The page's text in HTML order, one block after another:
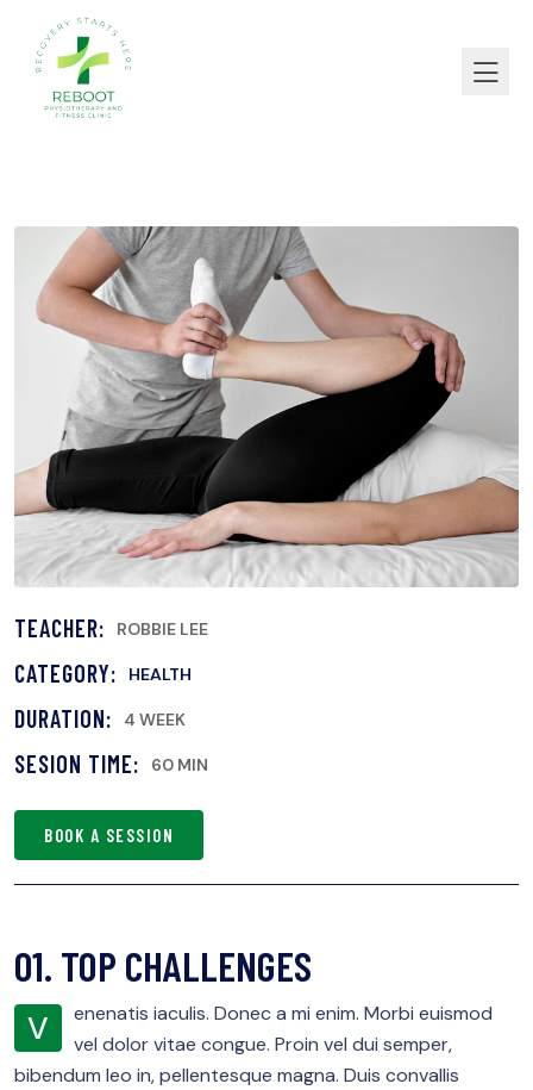
TEACHER: ROBBIE LEE
CATEGORY: HEALTH
DURATION: 4 WEEK
SESION TIME: 60 MIN
BOOK A SESSION
01. TOP CHALLENGES
V
enenatis iaculis. Donec a mi enim. Morbi euismod
vel dolor vitae congue. Proin vel dui semper,
bibendum leo in, pellentesque magna. Duis convallis